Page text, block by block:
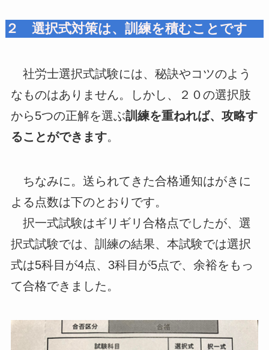
２ 選択式対策は、訓練を積むことです
社労士選択式試験には、秘訣やコツのよう
なものはありません。しかし、２０の選択肢
から5つの正解を選ぶ訓練を重ねれば、攻略す
ることができます。
ちなみに。送られてきた合格通知はがきに
よる点数は下のとおりです。
択一式試験はギリギリ合格点でしたが、選
択式試験では、訓練の結果、本試験では選択
式は5科目が4点、3科目が5点で、余裕をもっ
て合格できました。